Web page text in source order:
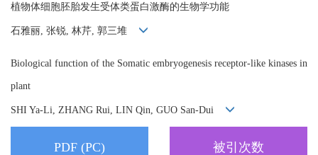
植物体细胞胚胎发生受体类蛋白激酶的生物学功能
石雅丽, 张锐, 林芹, 郭三堆
Biological function of the Somatic embryogenesis receptor-like kinases in
plant
SHI Ya-Li, ZHANG Rui, LIN Qin, GUO San-Dui
PDF (PC) 被引次数